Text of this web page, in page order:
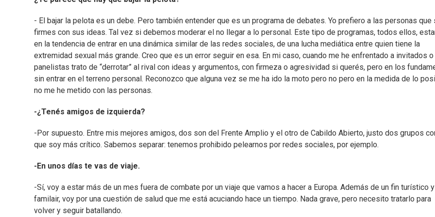
- El bajar la pelota es un debe. Pero también entender que es un programa de debates. Yo prefiero a las personas que
firmes con sus ideas. Tal vez si debemos moderar el no llegar a lo personal. Este tipo de programas, todos ellos,
en la tendencia de entrar en una dinámica similar de las redes sociales, de una lucha mediática entre quien tiene la
extremidad sexual más grande. Creo que es un error seguir en esa. En mi caso, cuando me he enfrentado a invitados o
panelistas trato de “derrotar” al rival con ideas y argumentos, con firmeza o agresividad si querés, pero en los
sin entrar en el terreno personal. Reconozco que alguna vez se me ha ido la moto pero no pero en la medida de lo
no me he metido con las personas.
-¿Tenés amigos de izquierda?
-Por supuesto. Entre mis mejores amigos, dos son del Frente Amplio y el otro de Cabildo Abierto, justo dos grupos
que soy más crítico. Sabemos separar: tenemos prohibido pelearnos por redes sociales, por ejemplo.
-En unos días te vas de viaje.
-Sí, voy a estar más de un mes fuera de combate por un viaje que vamos a hacer a Europa. Además de un fin turístico y
familair, voy por una cuestión de salud que me está acuciando hace un tiempo. Nada grave, pero necesito tratarlo para
volver y seguir batallando.